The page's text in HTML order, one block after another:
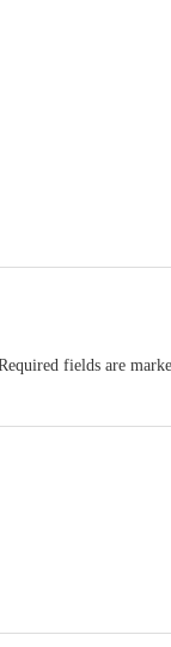
fields are